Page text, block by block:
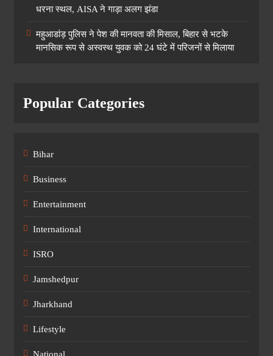
धरना स्थल, AISA ने गाड़ा अलग झंडा
महुआडांड़ पुलिस ने पेश की मानवता की मिसाल, बिहार से भटके
मानसिक रूप से अस्वस्थ युवक को 24 घंटे में परिजनों से मिलाया
Popular Categories
Bihar
Business
Entertainment
International
ISRO
Jamshedpur
Jharkhand
Lifestyle